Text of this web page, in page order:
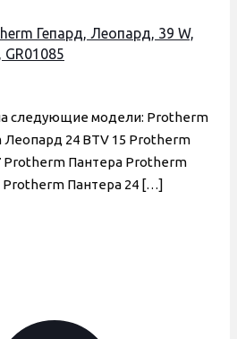
Гепард, Леопард, 39 W,
GR01085
следующие модели: Protherm
24 BTV 15 Protherm
Protherm Пантера Protherm
Protherm Пантера 24 […]